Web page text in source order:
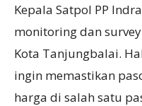
Kepala Satpol PP
monitoring dan
Kota Tanjungbalai.
ingin memastikan
harga di salah satu